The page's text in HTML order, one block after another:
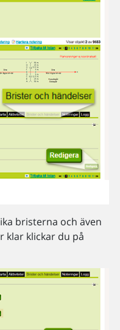
bristerna och även
klar klickar du på